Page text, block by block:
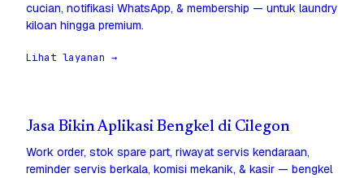
cucian, notifikasi WhatsApp, & membership — untuk laundry
kiloan hingga premium.
Lihat layanan →
Jasa Bikin Aplikasi Bengkel di Cilegon
Work order, stok spare part, riwayat servis kendaraan,
reminder servis berkala, komisi mekanik, & kasir — bengkel